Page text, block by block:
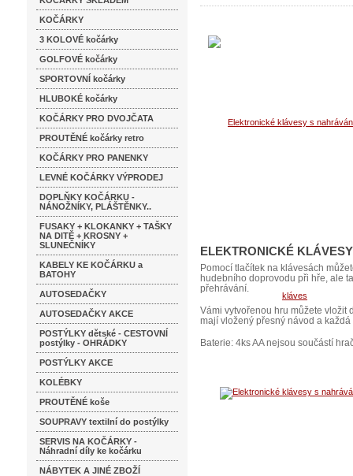
KOČÁRKY
3 KOLOVÉ kočárky
GOLFOVÉ kočárky
SPORTOVNÍ kočárky
HLUBOKÉ kočárky
KOČÁRKY PRO DVOJČATA
PROUTĚNÉ kočárky retro
KOČÁRKY PRO PANENKY
LEVNÉ KOČÁRKY VÝPRODEJ
DOPLŇKY KOČÁRKU -
NÁNOŽNÍKY, PLÁŠTĚNKY..
FUSAKY + KLOKANKY + TAŠKY
NA DITĚ + KROSNY +
SLUNEČNÍKY
KABELY KE KOČÁRKU a
BATOHY
AUTOSEDAČKY
AUTOSEDAČKY AKCE
POSTÝLKY dětské - CESTOVNÍ
postýlky - OHRÁDKY
POSTÝLKY AKCE
KOLÉBKY
PROUTĚNÉ koše
SOUPRAVY textilní do postýlky
SERVIS NA KOČÁRKY -
Náhradní díly ke kočárku
NÁBYTEK A JINÉ ZBOŽÍ
ELEKTRONICKÉ
Pomocí tlačítek na klávesách
hudebního doprovodu při hře, ale
přehrávání.
Vámi vytvořenou hru můžete vložit
mají vložený přesný návod a
Baterie: 4ks AA nejsou součástí